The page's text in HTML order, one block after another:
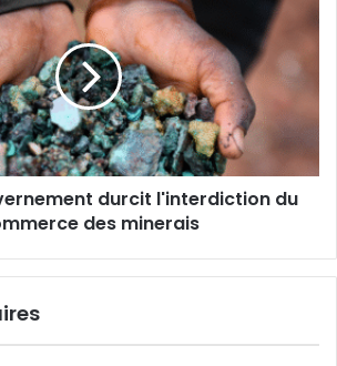
durcit l'interdiction du
des minerais